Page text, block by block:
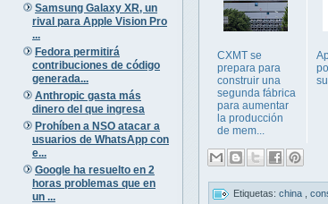
Samsung Galaxy XR, un
rival para Apple Vision Pro
...
Fedora permitirá
contribuciones de código
generada...
Anthropic gasta más
dinero del que ingresa
Prohíben a NSO atacar a
usuarios de WhatsApp con
e...
Google ha resuelto en 2
horas problemas que en
un ...
CXMT se
prepara para
construir una
segunda fábrica
para aumentar
la producción
de mem...
Etiquetas: china